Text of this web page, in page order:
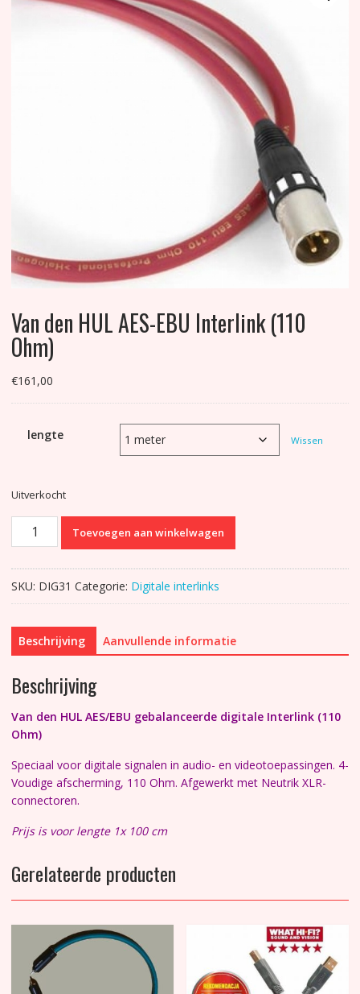
Van den HUL AES-EBU Interlink (110
Ohm)
€161,00
lengte Wissen
Uitverkocht
EBU
(110
Ohm)
Toevoegen aan winkelwagen
SKU: DIG31 Categorie: Digitale interlinks
Beschrijving Aanvullende informatie
Beschrijving
Van den HUL AES/EBU gebalanceerde digitale Interlink (110
Ohm)
Speciaal voor digitale signalen in audio- en videotoepassingen. 4-
Voudige afscherming, 110 Ohm. Afgewerkt met Neutrik XLR-
connectoren.
Prijs is voor lengte 1x 100 cm
Gerelateerde producten